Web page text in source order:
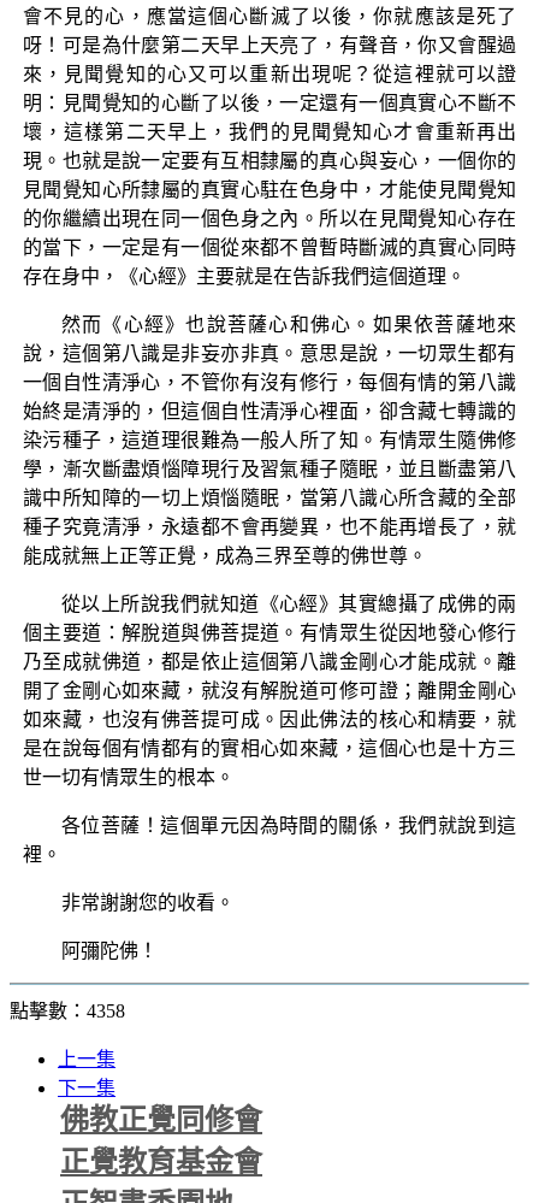
會不見的心，應當這個心斷滅了以後，你就應該是死了
呀！可是為什麼第二天早上天亮了，有聲音，你又會醒過
來，見聞覺知的心又可以重新出現呢？從這裡就可以證
明：見聞覺知的心斷了以後，一定還有一個真實心不斷不
壞，這樣第二天早上，我們的見聞覺知心才會重新再出
現。也就是說一定要有互相隸屬的真心與妄心，一個你的
見聞覺知心所隸屬的真實心駐在色身中，才能使見聞覺知
的你繼續出現在同一個色身之內。所以在見聞覺知心存在
的當下，一定是有一個從來都不曾暫時斷滅的真實心同時
存在身中，《心經》主要就是在告訴我們這個道理。
然而《心經》也說菩薩心和佛心。如果依菩薩地來
說，這個第八識是非妄亦非真。意思是說，一切眾生都有
一個自性清淨心，不管你有沒有修行，每個有情的第八識
始終是清淨的，但這個自性清淨心裡面，卻含藏七轉識的
染污種子，這道理很難為一般人所了知。有情眾生隨佛修
學，漸次斷盡煩惱障現行及習氣種子隨眠，並且斷盡第八
識中所知障的一切上煩惱隨眠，當第八識心所含藏的全部
種子究竟清淨，永遠都不會再變異，也不能再增長了，就
能成就無上正等正覺，成為三界至尊的佛世尊。
從以上所說我們就知道《心經》其實總攝了成佛的兩
個主要道：解脫道與佛菩提道。有情眾生從因地發心修行
乃至成就佛道，都是依止這個第八識金剛心才能成就。離
開了金剛心如來藏，就沒有解脫道可修可證；離開金剛心
如來藏，也沒有佛菩提可成。因此佛法的核心和精要，就
是在說每個有情都有的實相心如來藏，這個心也是十方三
世一切有情眾生的根本。
各位菩薩！這個單元因為時間的關係，我們就說到這
裡。
非常謝謝您的收看。
阿彌陀佛！
點擊數：4358
上一集
下一集
佛教正覺同修會
正覺教育基金會